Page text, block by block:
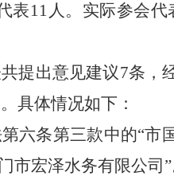
表11人。实际参会代
提出意见建议7条，
具体情况如下：
六条第三款中的“市
市宏泽水务有限公司